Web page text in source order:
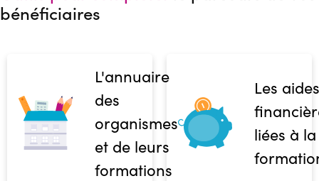
bénéficiaires
L'annuaire
des
organismes
et de leurs
formations
Les aides
liées à la